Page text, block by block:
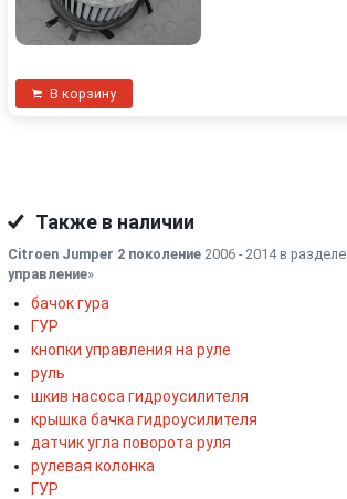
В корзину
Также в наличии
Citroen Jumper 2 поколение 2006 - 2014 в разделе
управление»
бачок гура
ГУР
кнопки управления на руле
руль
шкив насоса гидроусилителя
крышка бачка гидроусилителя
датчик угла поворота руля
рулевая колонка
ГУР